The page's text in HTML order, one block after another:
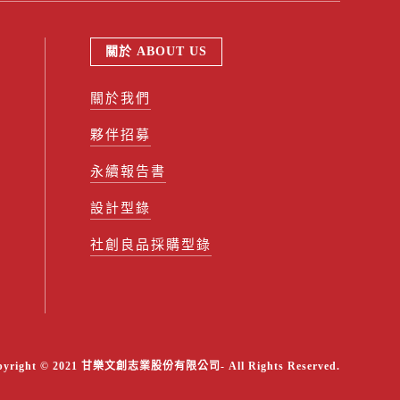
關於 ABOUT US
關於我們
夥伴招募
永續報告書
設計型錄
社創良品採購型錄
© 2021 甘樂文創志業股份有限公司- All Rights Reserved.